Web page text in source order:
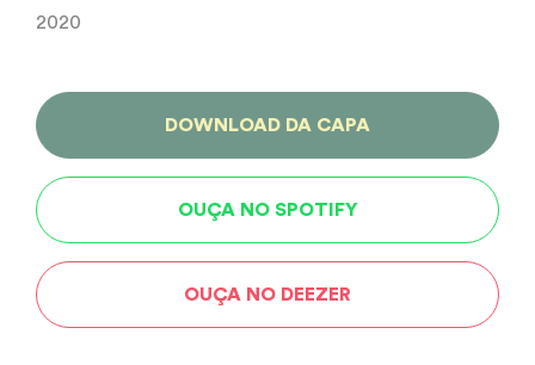
2020
DOWNLOAD DA CAPA
OUÇA NO SPOTIFY
OUÇA NO DEEZER